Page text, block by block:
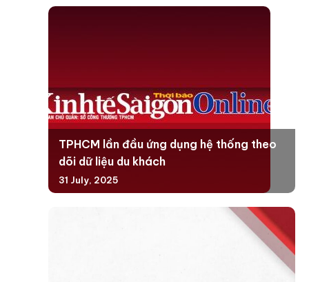
TPHCM lần đầu ứng dụng hệ thống theo
dõi dữ liệu du khách
31 July, 2025